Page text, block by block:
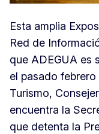
Esta amplia
Red de
que ADEGUA es
el pasado
Turismo,
encuentra la
que detenta la